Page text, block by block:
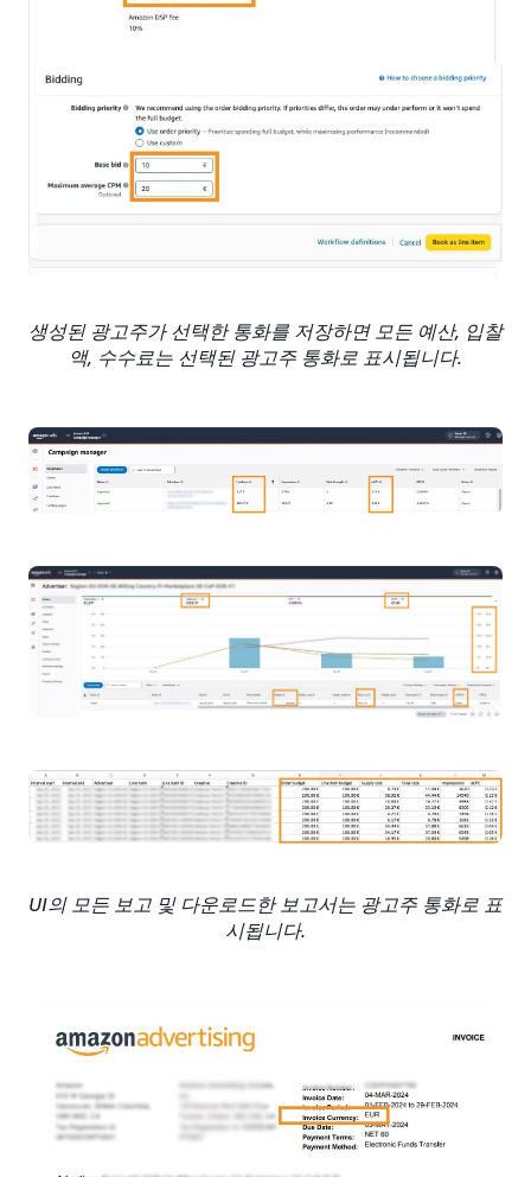
생성된 광고주가 선택한 통화를 저장하면 모든 예산, 입찰
액, 수수료는 선택된 광고주 통화로 표시됩니다.
UI의 모든 보고 및 다운로드한 보고서는 광고주 통화로 표
시됩니다.